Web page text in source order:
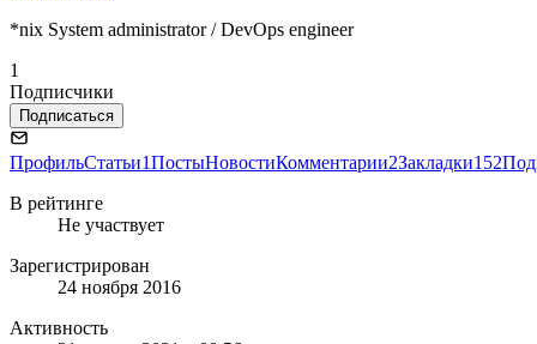
*nix System administrator / DevOps engineer
1
Подписчики
Подписаться
ПрофильСтатьи1ПостыНовостиКомментарии2Закладки152
В рейтинге
Не участвует
Зарегистрирован
24 ноября 2016
Активность